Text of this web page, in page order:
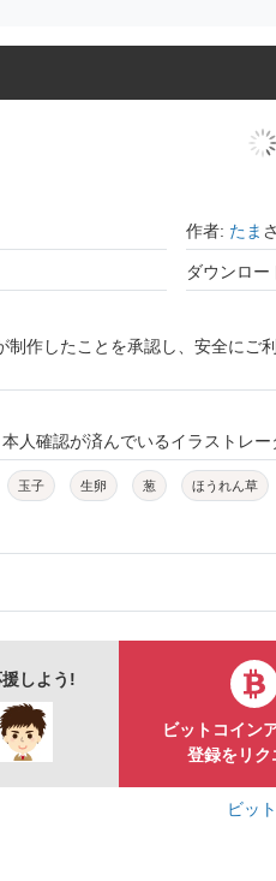
作者: たま
ダウンロー
制作したことを承認し、安全にご
人確認が済んでいるイラストレー
玉子 生卵 葱 ほうれん草
しよう!
ビットコイン
登録をリク
ビッ